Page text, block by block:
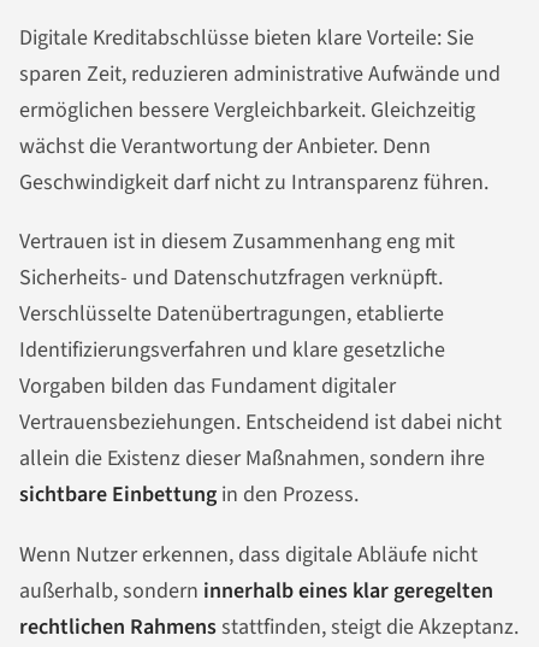
Digitale Kreditabschlüsse bieten klare Vorteile: Sie
sparen Zeit, reduzieren administrative Aufwände und
ermöglichen bessere Vergleichbarkeit. Gleichzeitig
wächst die Verantwortung der Anbieter. Denn
Geschwindigkeit darf nicht zu Intransparenz führen.
Vertrauen ist in diesem Zusammenhang eng mit
Sicherheits- und Datenschutzfragen verknüpft.
Verschlüsselte Datenübertragungen, etablierte
Identifizierungsverfahren und klare gesetzliche
Vorgaben bilden das Fundament digitaler
Vertrauensbeziehungen. Entscheidend ist dabei nicht
allein die Existenz dieser Maßnahmen, sondern ihre
sichtbare Einbettung in den Prozess.
Wenn Nutzer erkennen, dass digitale Abläufe nicht
außerhalb, sondern innerhalb eines klar geregelten
rechtlichen Rahmensstattfinden, steigt die Akzeptanz.